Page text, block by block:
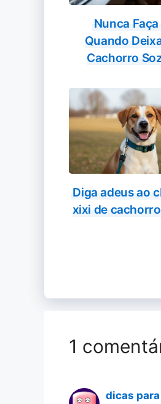
Nunca
Quando
Cachorro
Diga adeus ao
xixi de
1
dicas